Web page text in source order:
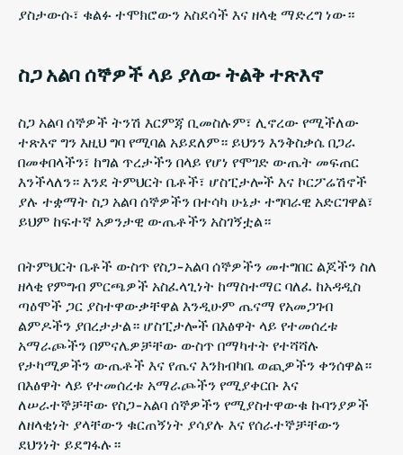
ያስታውሱ፣ ቁልፉ ተሞክሮውን አስደሳች እና ዘላቂ ማድረግ ነው።
ስጋ አልባ ሰኞዎች ላይ ያለው ትልቅ ተጽእኖ
ስጋ አልባ ሰኞዎች ትንሽ እርምጃ ቢመስሉም፣ ሊኖረው የሚችለው
ተጽእኖ ግን እዚህ ግባ የሚባል አይደለም። ይህንን እንቅስቃሴ በጋራ
በመቀበላችን፣ ከግል ጥረታችን በላይ የሆነ የሞገድ ውጤት መፍጠር
እንችላለን። እንደ ትምህርት ቤቶች፣ ሆስፒታሎች እና ኮርፖሬሽኖች
ያሉ ተቋማት ስጋ አልባ ሰኞዎችን በተሳካ ሁኔታ ተግባራዊ አድርገዋል፣
ይህም ከፍተኛ አዎንታዊ ውጤቶችን አስገኝቷል።
በትምህርት ቤቶች ውስጥ የስጋ-አልባ ሰኞዎችን መተግበር ልጆችን ስለ
ዘላቂ የምግብ ምርጫዎች አስፈላጊነት ከማስተማር ባለፈ ከአዳዲስ
ጣዕሞች ጋር ያስተዋውቃቸዋል እንዲሁም ጤናማ የአመጋገብ
ልምዶችን ያበረታታል። ሆስፒታሎች በእፅዋት ላይ የተመሰረቱ
አማራጮችን በምናሌዎቻቸው ውስጥ በማካተት የተሻሻሉ
የታካሚዎችን ውጤቶች እና የጤና እንክብካቤ ወጪዎችን ቀንሰዋል።
በእፅዋት ላይ የተመሰረቱ አማራጮችን የሚያቀርቡ እና
ለሠራተኞቻቸው የስጋ-አልባ ሰኞዎችን የሚያስተዋውቁ ኩባንያዎች
ለዘላቂነት ያላቸውን ቁርጠኝነት ያሳያሉ እና የሰራተኞቻቸውን
ደህንነት ይደግፋሉ።